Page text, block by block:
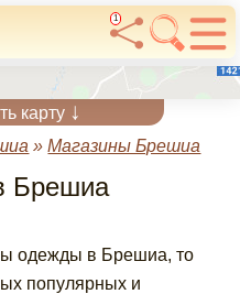
1
карту ↓
»Магазины Брешиа
Брешиа
одежды в Брешиа, то
популярных и